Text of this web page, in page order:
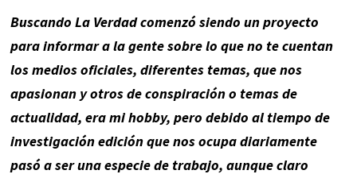
Buscando La Verdad comenzó siendo un proyecto
para informar a la gente sobre lo que no te cuentan
los medios oficiales, diferentes temas, que nos
apasionan y otros de conspiración o temas de
actualidad, era mi hobby, pero debido al tiempo de
investigación edición que nos ocupa diariamente
pasó a ser una especie de trabajo, aunque claro